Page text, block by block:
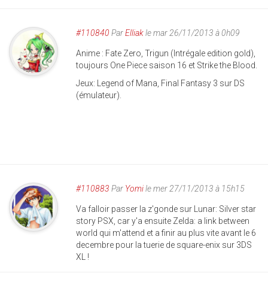
#110840 ParElliakle mar 26/11/2013 à 0h09
Anime : Fate Zero, Trigun (Intrégale edition gold),
toujours One Piece saison 16 et Strike the Blood.
Jeux: Legend of Mana, Final Fantasy 3 sur DS
(émulateur).
#110883 Par Yomile mer 27/11/2013 à 15h15
Va falloir passer la z'gonde sur Lunar: Silver star
story PSX, car y'a ensuite Zelda: a link between
world qui m'attend et a finir au plus vite avant le 6
decembre pour la tuerie de square-enix sur 3DS
XL !